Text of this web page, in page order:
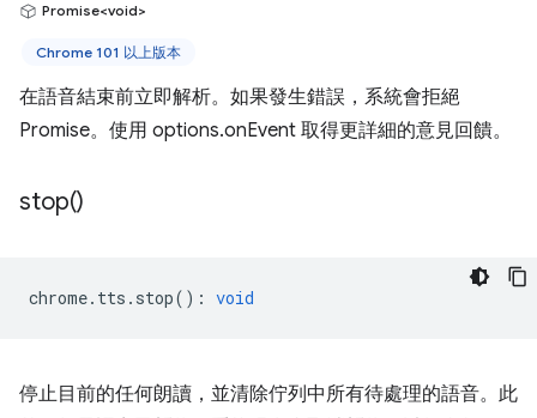
Promise<void>
Chrome 101 以上版本
在語音結束前立即解析。如果發生錯誤，系統會拒絕
Promise。使用 options.onEvent 取得更詳細的意見回饋。
stop()
chrome. tts . stop() : void
停止目前的任何朗讀，並清除佇列中所有待處理的語音。此